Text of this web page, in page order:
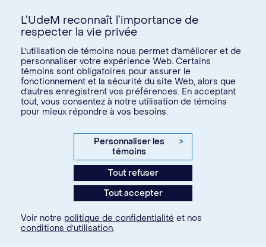
Nous joindre
Voir tous les liens
Calendrier de la vie étudiante
Ateliers culturels
Expérience étudiante
Espace entreprises
Aide financière et emploi
Espace ressources SVE
À propos
Confidentialité
Conditions d’utilisation
Paramètres des témoins
Agence webKryzalid
communauté étudiante
Je fais partie de la communauté...
L’UdeM reconnaît l’importance de
respecter la vie privée
L’utilisation de témoins nous permet d’améliorer et de
personnaliser votre expérience Web. Certains
témoins sont obligatoires pour assurer le
fonctionnement et la sécurité du site Web, alors que
d’autres enregistrent vos préférences. En acceptant
tout, vous consentez à notre utilisation de témoins
pour mieux répondre à vos besoins.
Personnaliser les
témoins
>
Tout refuser
Tout accepter
Voir notre politique de confidentialité et nos
conditions d’utilisation.